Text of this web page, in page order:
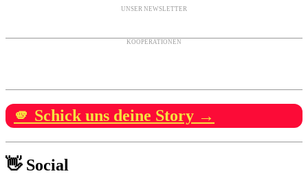
UNSER NEWSLETTER
KOOPERATIONEN
🫵 Schick uns deine Story →
👋 Social